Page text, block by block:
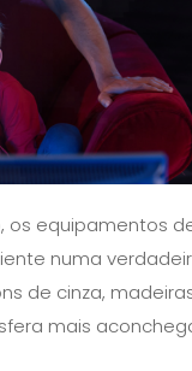
os equipamentos
numa
de cinza,
mais